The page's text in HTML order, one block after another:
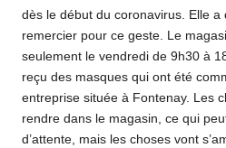
dès le début du coronavirus. Elle a
remercier pour ce geste. Le
seulement le vendredi de 9h30 à
reçu des masques qui ont été
entreprise située à Fontenay. Les
rendre dans le magasin, ce qui
d’attente, mais les choses vont